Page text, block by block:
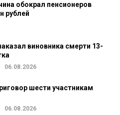
обокрал пенсионеров
рублей
виновника смерти 13-
06.08.2026
шести участникам
06.08.2026